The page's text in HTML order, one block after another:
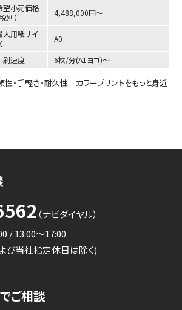
望小売価格
税別）
4,488,000円～
大用紙サイ
A0
刷速度 6枚/分(A1ヨコ)～
性・手軽さ・耐久性 カラープリントをもっと身近
（ナビダイヤル）
/ 13:00～17:00
び当社指定休日は除く)
ご相談